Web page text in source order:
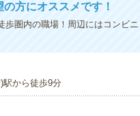
方にオススメです！
圏内の職場！周辺にはコンビ
駅から徒歩9分